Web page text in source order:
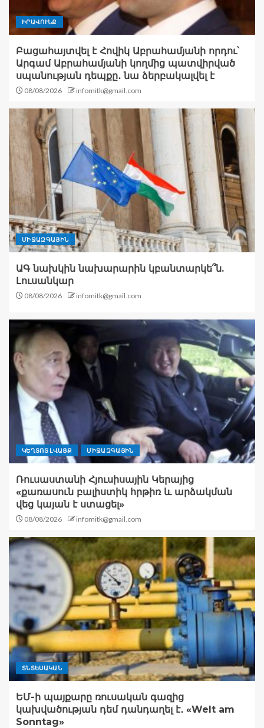
ԻՐԱՎՈՒՆՔ
Բացահայտվել է Հովիկ Աբրահամյանի որդու՝
Արգամ Աբրահամյանի կողմից պատվիրված
սպանության դեպքը․ նա ձերբակալվել է
08/08/2026 infomitk@gmail.com
ՄԻՋԱԶԳԱՅԻՆ
ԱԳ նախկին նախարարին կբանտարկե՞ն.
Լուսանկար
08/08/2026 infomitk@gmail.com
ԿԵՂՏՈՏ ԼՎԱՑՔ ՄԻՋԱԶԳԱՅԻՆ
Ռուսաստանի Հյուսիսային Կերայից
«քառասուն բալիստիկ հրթիռ և արձակման
վեց կայան է ստացել»
08/08/2026 infomitk@gmail.com
ՏՆՏԵՍԱԿԱՆ
ԵՄ-ի պայքարը ռուսական գազից
կախվածության դեմ դանդաղել է․ «Welt am
Sonntag»